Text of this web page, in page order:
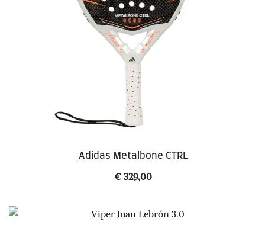
Adidas Metalbone CTRL
€ 329,00